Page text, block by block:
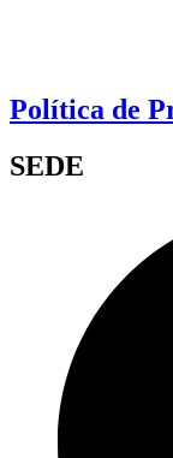
Política de
SEDE